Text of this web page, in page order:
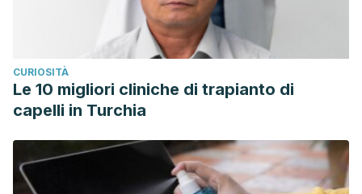
CURIOSITÀ
Le 10 migliori cliniche di trapianto di
capelli in Turchia